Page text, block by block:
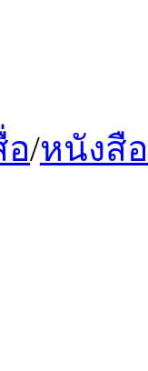
/หนังสื